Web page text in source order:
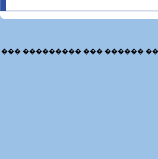
��� ��������� ��� ������